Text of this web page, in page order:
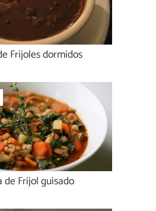
Frijoles dormidos
de Frijol guisado